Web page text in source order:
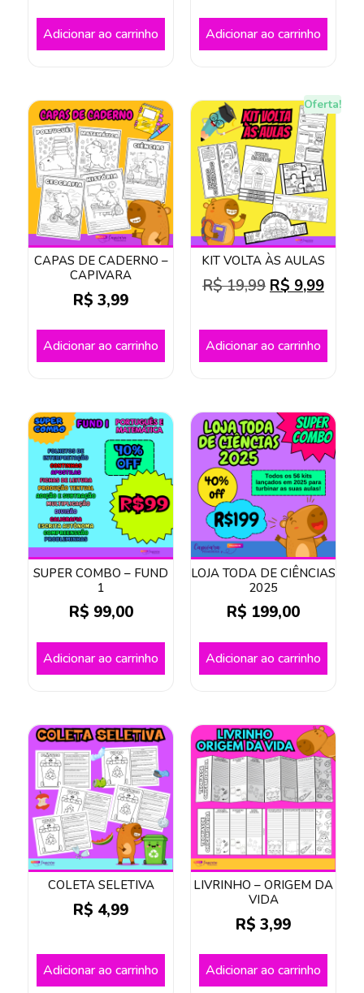
Adicionar ao carrinho Adicionar ao carrinho
CAPAS DE CADERNO –
CAPIVARA
R$ 3,99
Adicionar ao carrinho
Oferta!
KIT VOLTA ÀS AULAS
R$19,99 R$ 9,99
Adicionar ao carrinho
SUPER COMBO – FUND
1
R$ 99,00
Adicionar ao carrinho
LOJA TODA DE CIÊNCIAS
2025
R$ 199,00
Adicionar ao carrinho
COLETA SELETIVA
R$ 4,99
Adicionar ao carrinho
LIVRINHO – ORIGEM DA
VIDA
R$ 3,99
Adicionar ao carrinho